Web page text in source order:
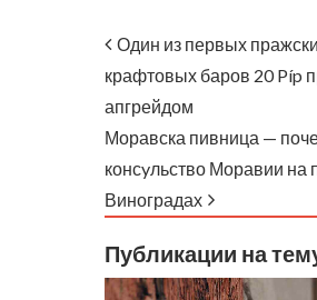
Один из первых
крафтовых баров 20 Píp
апгрейдом
Моравска пивница —
консyльство Моравии на
Виноградах
Публикации на